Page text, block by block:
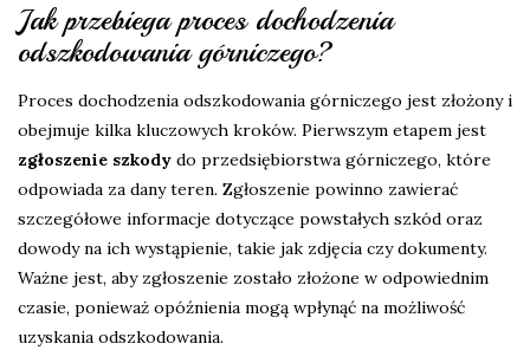
Jak przebiega proces dochodzenia
odszkodowania górniczego?
Proces dochodzenia odszkodowania górniczego jest złożony i
obejmuje kilka kluczowych kroków. Pierwszym etapem jest
zgłoszenie szkody do przedsiębiorstwa górniczego, które
odpowiada za dany teren. Zgłoszenie powinno zawierać
szczegółowe informacje dotyczące powstałych szkód oraz
dowody na ich wystąpienie, takie jak zdjęcia czy dokumenty.
Ważne jest, aby zgłoszenie zostało złożone w odpowiednim
czasie, ponieważ opóźnienia mogą wpłynąć na możliwość
uzyskania odszkodowania.